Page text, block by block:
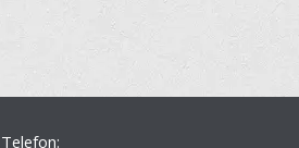
Telefon: